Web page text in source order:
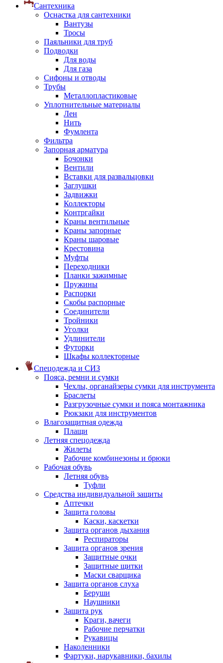
Сантехника
Оснастка для сантехники
Вантузы
Тросы
Паяльники для труб
Подводки
Для воды
Для газа
Сифоны и отводы
Трубы
Металлопластиковые
Уплотнительные материалы
Лен
Нить
Фумлента
Фильтра
Запорная арматура
Бочонки
Вентили
Вставки для развальцовки
Заглушки
Задвижки
Коллекторы
Контргайки
Краны вентильные
Краны запорные
Краны шаровые
Крестовина
Муфты
Переходники
Планки зажимные
Пружины
Распорки
Скобы распорные
Соединители
Тройники
Уголки
Удлинители
Футорки
Шкафы коллекторные
Спецодежда и СИЗ
Пояса, ремни и сумки
Чехлы, органайзеры сумки для инструмента
Браслеты
Разгрузочные сумки и пояса монтажника
Рюкзаки для инструментов
Влагозащитная одежда
Плащи
Летняя спецодежда
Жилеты
Рабочие комбинезоны и брюки
Рабочая обувь
Летняя обувь
Туфли
Средства индивидуальной защиты
Аптечки
Защита головы
Каски, каскетки
Защита органов дыхания
Респираторы
Защита органов зрения
Защитные очки
Защитные щитки
Маски сварщика
Защита органов слуха
Беруши
Наушники
Защита рук
Краги, вачеги
Рабочие перчатки
Рукавицы
Наколенники
Фартуки, нарукавники, бахилы